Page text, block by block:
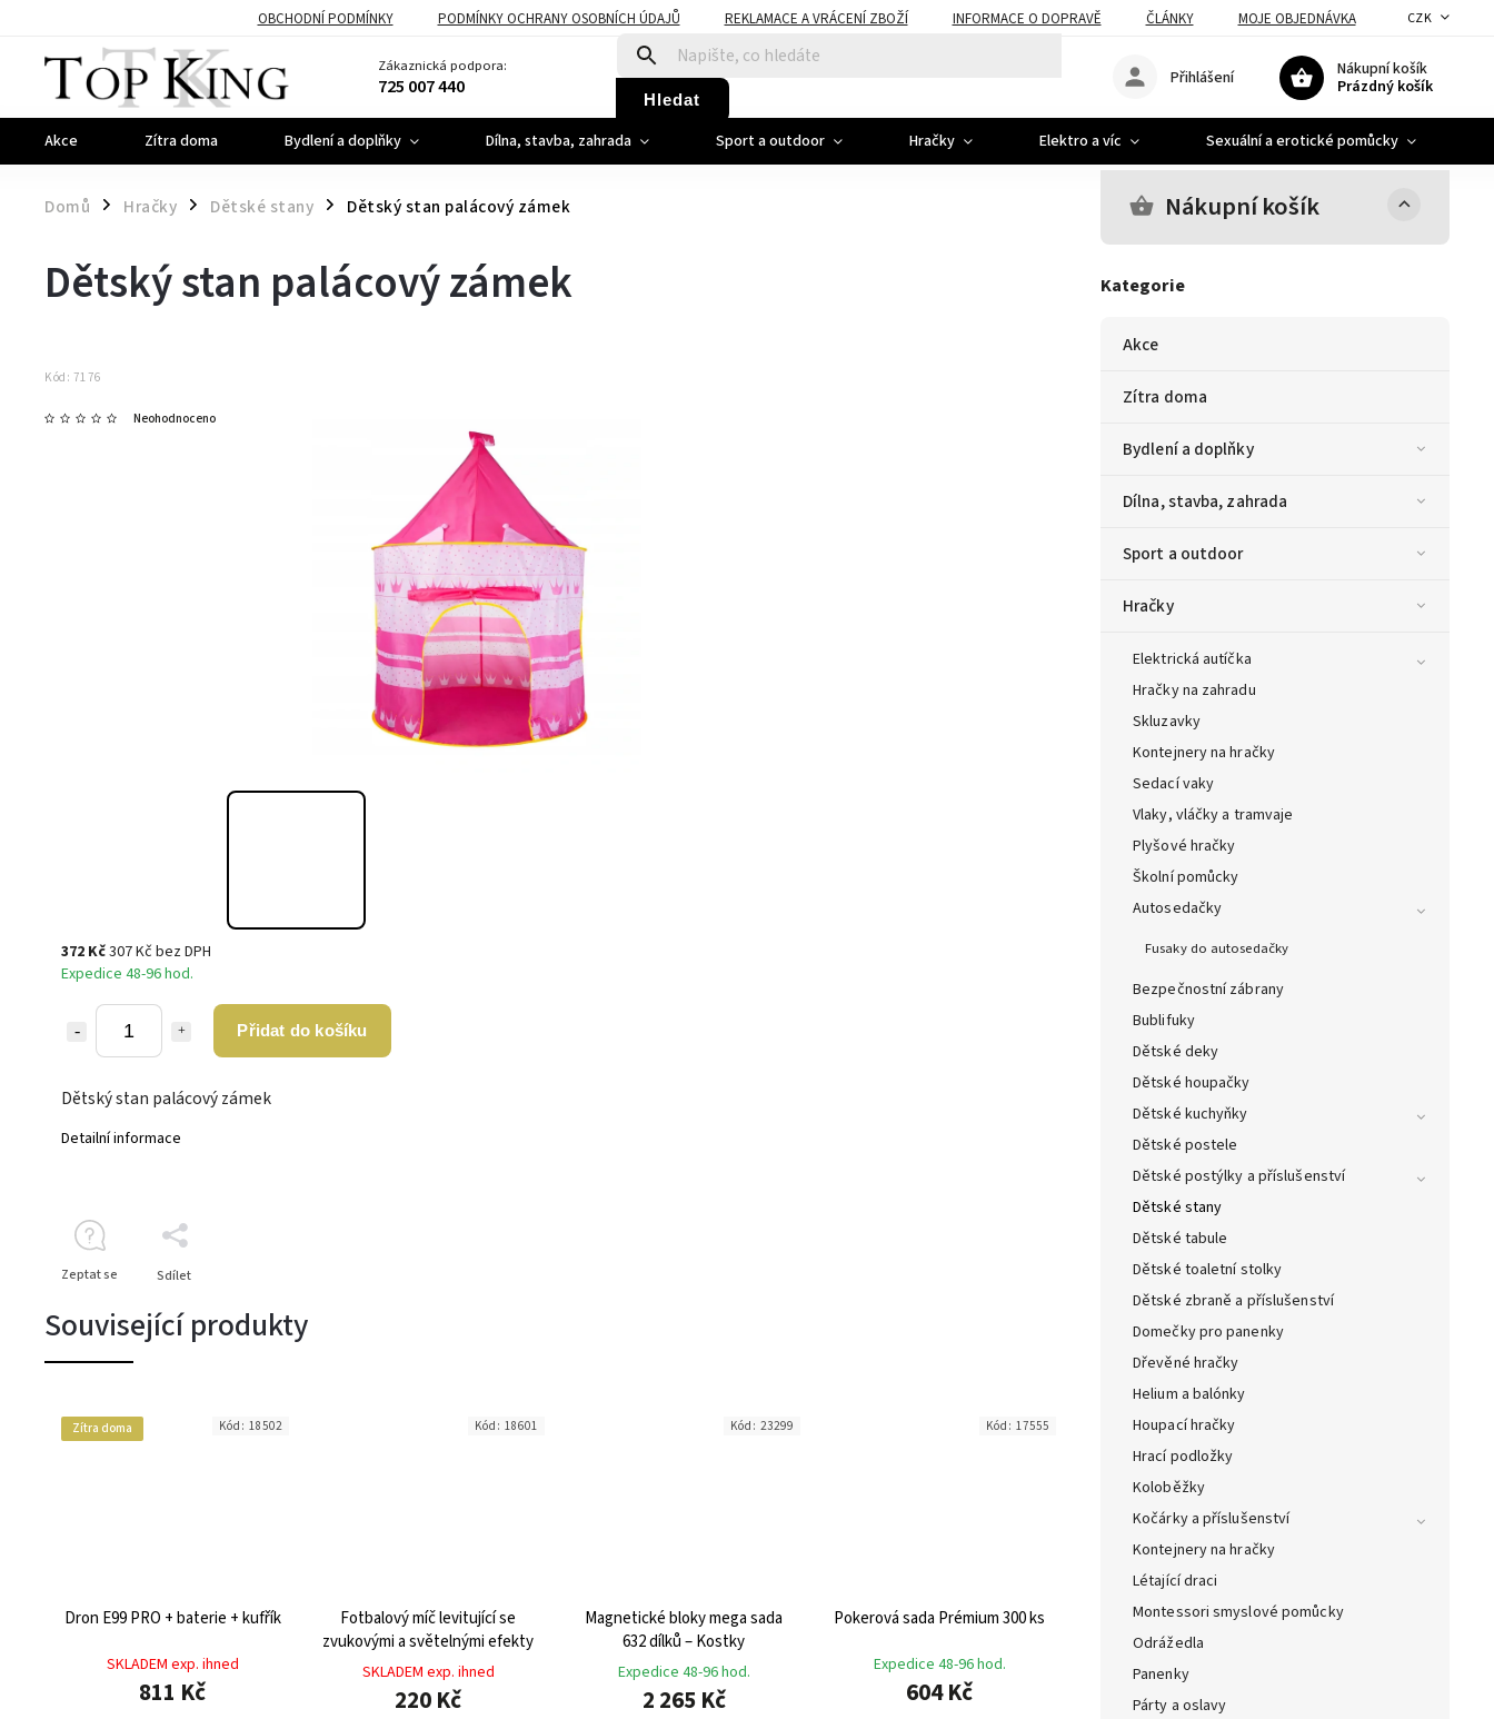
OBCHODNÍ PODMÍNKY PODMÍNKY OCHRANY OSOBNÍCH ÚDAJŮ REKLAMACE A VRÁCENÍ ZBOŽÍ INFORMACE O DOPRAVĚ ČLÁNKY MOJE OBJEDNÁVKA CZK
Zákaznická podpora:
725 007 440 Hledat
Nákupní košík
Prázdný košík
Přihlášení
Akce Zítra doma Bydlení a doplňky Dílna, stavba, zahrada Sport a outdoor Hračky Elektro a víc Sexuální a erotické pomůcky
Domů / Hračky / Dětské stany / Dětský stan palácový zámek Nákupní košík
Kategorie
Akce
Zítra doma
Bydlení a doplňky
Dílna, stavba, zahrada
Sport a outdoor
Hračky
Elektrická autíčka
Hračky na zahradu
Skluzavky
Kontejnery na hračky
Sedací vaky
Vlaky, vláčky a tramvaje
Plyšové hračky
Školní pomůcky
Autosedačky
Fusaky do autosedačky
Bezpečnostní zábrany
Bublifuky
Dětské deky
Dětské houpačky
Dětské kuchyňky
Dětské postele
Dětské postýlky a příslušenství
Dětské stany
Dětské tabule
Dětské toaletní stolky
Dětské zbraně a příslušenství
Domečky pro panenky
Dřevěné hračky
Helium a balónky
Houpací hračky
Hrací podložky
Koloběžky
Kočárky a příslušenství
Kontejnery na hračky
Létající draci
Montessori smyslové pomůcky
Odrážedla
Panenky
Párty a oslavy
Dětský stan palácový zámek
Kód: 7176
Neohodnoceno
372 Kč307 Kč bez DPH
Expedice 48-96 hod.
Přidat do košíku
Dětský stan palácový zámek
Detailní informace
Zeptat se Sdílet
Související produkty
Zítra doma
Dron E99 PRO + baterie + kufřík
SKLADEM exp. ihned
811 Kč
Kód: 18502
Fotbalový míč levitující se
zvukovými a světelnými efekty
SKLADEM exp. ihned
220 Kč
Kód: 18601
Magnetické bloky mega sada
632 dílků – Kostky
Expedice 48-96 hod.
2 265 Kč
Kód: 23299
Pokerová sada Prémium 300 ks
Expedice 48-96 hod.
604 Kč
Kód: 17555